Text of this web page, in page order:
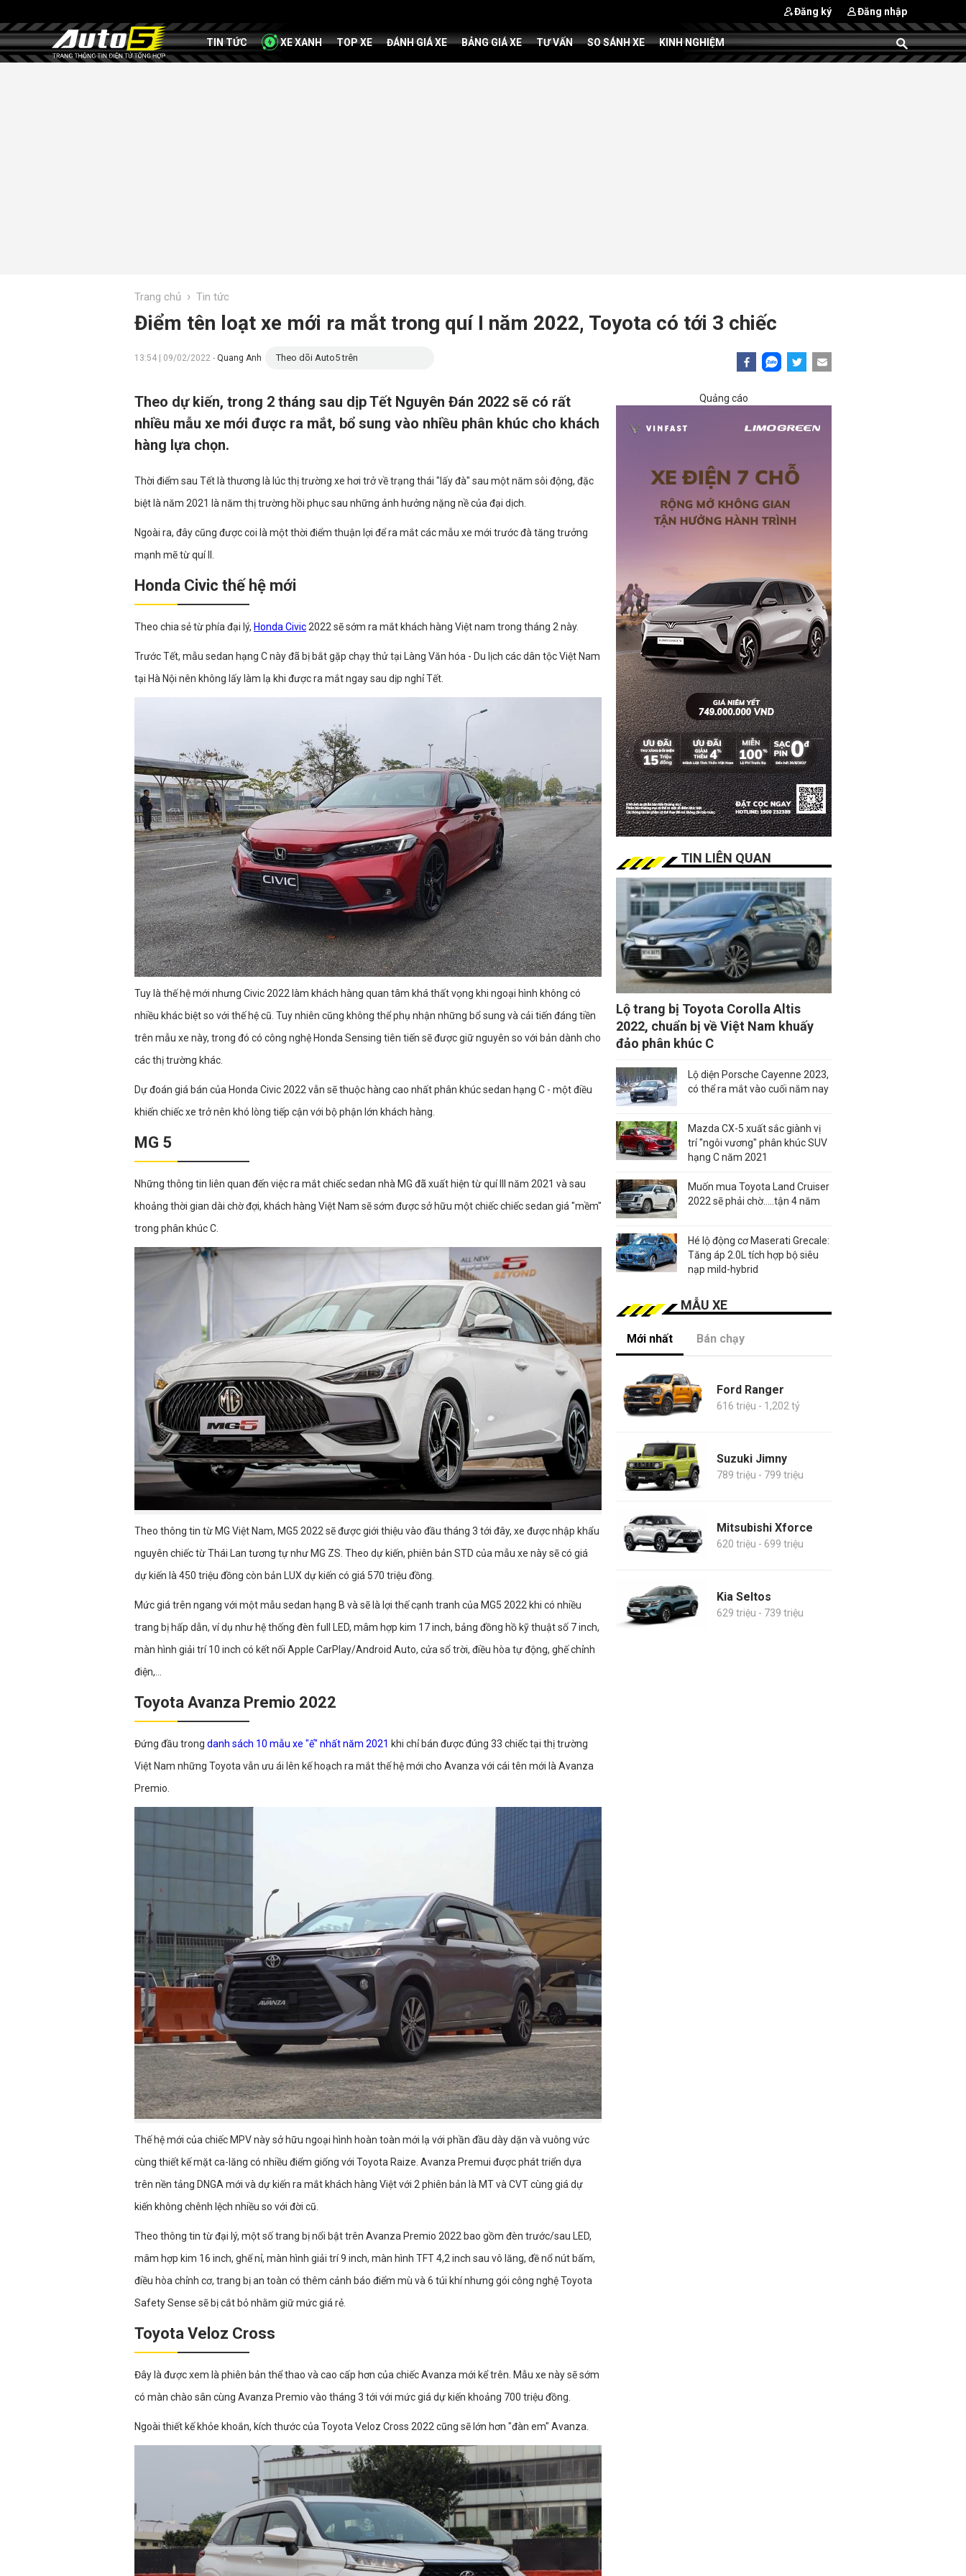
Đăng ký Đăng nhập
TIN TỨC XE XANH TOP XE ĐÁNH GIÁ XE BẢNG GIÁ XE TƯ VẤN SO SÁNH XE KINH NGHIỆM
Trang chủ › Tin tức
Điểm tên loạt xe mới ra mắt trong quí I năm 2022, Toyota có tới 3 chiếc
13:54 | 09/02/2022 - Quang Anh Theo dõi Auto5 trên
Theo dự kiến, trong 2 tháng sau dịp Tết Nguyên Đán 2022 sẽ có rất
nhiều mẫu xe mới được ra mắt, bổ sung vào nhiều phân khúc cho khách
hàng lựa chọn.
Thời điểm sau Tết là thương là lúc thị trường xe hơi trở về trạng thái "lấy đà" sau một năm sôi động, đặc
biệt là năm 2021 là năm thị trường hồi phục sau những ảnh hưởng nặng nề của đại dịch.
Ngoài ra, đây cũng được coi là một thời điểm thuận lợi để ra mắt các mẫu xe mới trước đà tăng trưởng
mạnh mẽ từ quí II.
Honda Civic thế hệ mới
Theo chia sẻ từ phía đại lý, Honda Civic 2022 sẽ sớm ra mắt khách hàng Việt nam trong tháng 2 này.
Trước Tết, mẫu sedan hạng C này đã bị bắt gặp chạy thử tại Làng Văn hóa - Du lịch các dân tộc Việt Nam
tại Hà Nội nên không lấy làm lạ khi được ra mắt ngay sau dịp nghỉ Tết.
Tuy là thế hệ mới nhưng Civic 2022 làm khách hàng quan tâm khá thất vọng khi ngoại hình không có
nhiều khác biệt so với thế hệ cũ. Tuy nhiên cũng không thể phụ nhận những bổ sung và cải tiến đáng tiền
trên mẫu xe này, trong đó có công nghệ Honda Sensing tiên tiến sẽ được giữ nguyên so với bản dành cho
các thị trường khác.
Dự đoán giá bán của Honda Civic 2022 vẫn sẽ thuộc hàng cao nhất phân khúc sedan hạng C - một điều
khiến chiếc xe trở nên khó lòng tiếp cận với bộ phận lớn khách hàng.
MG 5
Những thông tin liên quan đến việc ra mắt chiếc sedan nhà MG đã xuất hiện từ quí III năm 2021 và sau
khoảng thời gian dài chờ đợi, khách hàng Việt Nam sẽ sớm được sở hữu một chiếc chiếc sedan giá "mềm"
trong phân khúc C.
Theo thông tin từ MG Việt Nam, MG5 2022 sẽ được giới thiệu vào đầu tháng 3 tới đây, xe được nhập khẩu
nguyên chiếc từ Thái Lan tương tự như MG ZS. Theo dự kiến, phiên bản STD của mẫu xe này sẽ có giá
dự kiến là 450 triệu đồng còn bản LUX dự kiến có giá 570 triệu đồng.
Mức giá trên ngang với một mẫu sedan hạng B và sẽ là lợi thế cạnh tranh của MG5 2022 khi có nhiều
trang bị hấp dẫn, ví dụ như hệ thống đèn full LED, mâm hợp kim 17 inch, bảng đồng hồ kỹ thuật số 7 inch,
màn hình giải trí 10 inch có kết nối Apple CarPlay/Android Auto, cửa sổ trời, điều hòa tự động, ghế chỉnh
điện,…
Toyota Avanza Premio 2022
Đứng đầu trong danh sách 10 mẫu xe "ế" nhất năm 2021 khi chỉ bán được đúng 33 chiếc tại thị trường
Việt Nam những Toyota vẫn ưu ái lên kế hoạch ra mắt thế hệ mới cho Avanza với cái tên mới là Avanza
Premio.
Thế hệ mới của chiếc MPV này sở hữu ngoại hình hoàn toàn mới lạ với phần đầu dày dặn và vuông vức
cùng thiết kế mặt ca-lăng có nhiều điểm giống với Toyota Raize. Avanza Premui được phát triển dựa
trên nền tảng DNGA mới và dự kiến ra mắt khách hàng Việt với 2 phiên bản là MT và CVT cùng giá dự
kiến không chênh lệch nhiều so với đời cũ.
Theo thông tin từ đại lý, một số trang bị nổi bật trên Avanza Premio 2022 bao gồm đèn trước/sau LED,
mâm hợp kim 16 inch, ghế nỉ, màn hình giải trí 9 inch, màn hình TFT 4,2 inch sau vô lăng, đề nổ nút bấm,
điều hòa chỉnh cơ, trang bị an toàn có thêm cảnh báo điểm mù và 6 túi khí nhưng gói công nghệ Toyota
Safety Sense sẽ bị cắt bỏ nhằm giữ mức giá rẻ.
Toyota Veloz Cross
Đây là được xem là phiên bản thể thao và cao cấp hơn của chiếc Avanza mới kể trên. Mẫu xe này sẽ sớm
có màn chào sân cùng Avanza Premio vào tháng 3 tới với mức giá dự kiến khoảng 700 triệu đồng.
Ngoài thiết kế khỏe khoắn, kích thước của Toyota Veloz Cross 2022 cũng sẽ lớn hơn "đàn em" Avanza.
Quảng cáo
TIN LIÊN QUAN
Lộ trang bị Toyota Corolla Altis
2022, chuẩn bị về Việt Nam khuấy
đảo phân khúc C
Lộ diện Porsche Cayenne 2023,
có thể ra mắt vào cuối năm nay
Mazda CX-5 xuất sắc giành vị
trí "ngôi vương" phân khúc SUV
hạng C năm 2021
Muốn mua Toyota Land Cruiser
2022 sẽ phải chờ.....tận 4 năm
Hé lộ động cơ Maserati Grecale:
Tăng áp 2.0L tích hợp bộ siêu
nạp mild-hybrid
MẪU XE
Mới nhất Bán chạy
Ford Ranger
616 triệu - 1,202 tỷ
Suzuki Jimny
789 triệu - 799 triệu
Mitsubishi Xforce
620 triệu - 699 triệu
Kia Seltos
629 triệu - 739 triệu